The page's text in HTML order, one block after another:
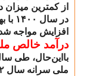
از کمترین
در سال ۱۴۰۰ با
افزایش مواجه
درآمد خالص
با‌این‌حال، طی
ملی سرانه سال